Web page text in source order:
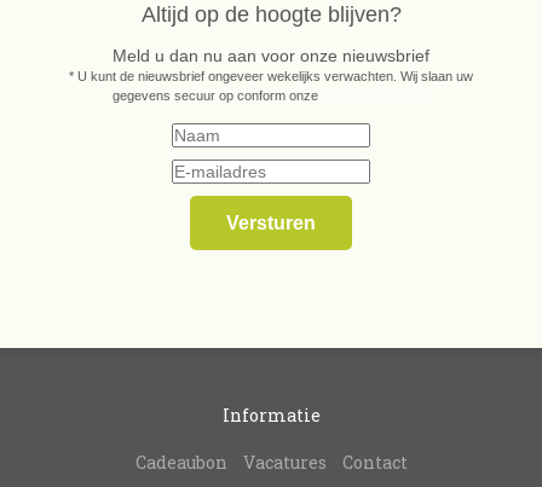
Altijd op de hoogte blijven?
Meld u dan nu aan voor onze nieuwsbrief
* U kunt de nieuwsbrief ongeveer wekelijks verwachten. Wij slaan uw
gegevens secuur op conform onze
Informatie
Cadeaubon Vacatures Contact